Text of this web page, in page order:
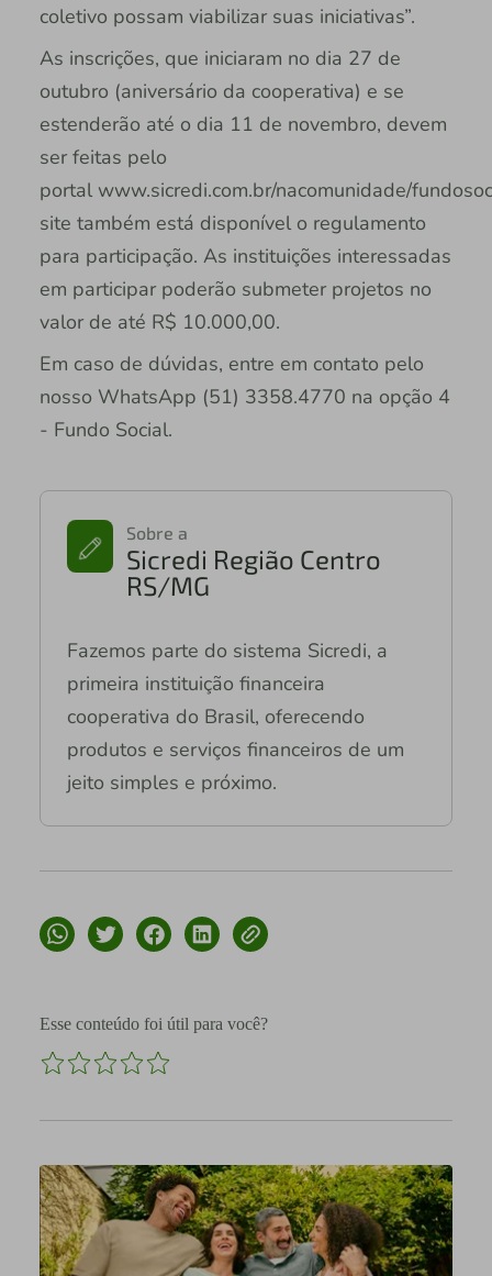
coletivo possam viabilizar suas iniciativas”.
As inscrições, que iniciaram no dia 27 de
outubro (aniversário da cooperativa) e se
estenderão até o dia 11 de novembro, devem
ser feitas pelo
portal www.sicredi.com.br/nacomunidade/
site também está disponível o regulamento
para participação. As instituições interessadas
em participar poderão submeter projetos no
valor de até R$ 10.000,00.
Em caso de dúvidas, entre em contato pelo
nosso WhatsApp (51) 3358.4770 na opção 4
- Fundo Social.
Sobre a
Sicredi Região Centro
RS/MG
Fazemos parte do sistema Sicredi, a
primeira instituição financeira
cooperativa do Brasil, oferecendo
produtos e serviços financeiros de um
jeito simples e próximo.
Esse conteúdo foi útil para você?